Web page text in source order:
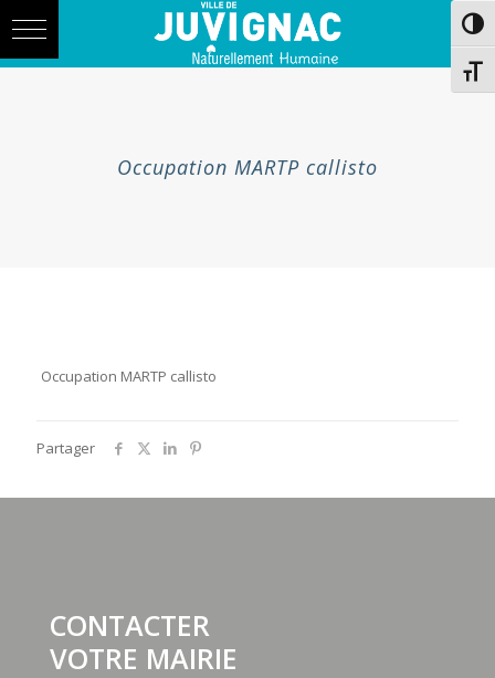
navigation
Occupation MARTP callisto
Occupation MARTP callisto
Partager
CONTACTER
VOTRE MAIRIE